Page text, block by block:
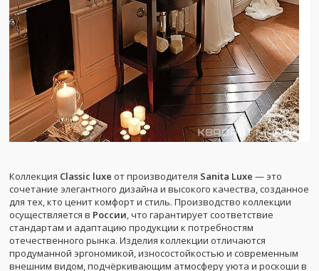
Коллекция Classic luxe от производителя Sanita Luxe — это
сочетание элегантного дизайна и высокого качества, созданное
для тех, кто ценит комфорт и стиль. Производство коллекции
осуществляется в России , что гарантирует соответствие
стандартам и адаптацию продукции к потребностям
отечественного рынка. Изделия коллекции отличаются
продуманной эргономикой, износостойкостью и современным
внешним видом, подчёркивающим атмосферу уюта и роскоши в